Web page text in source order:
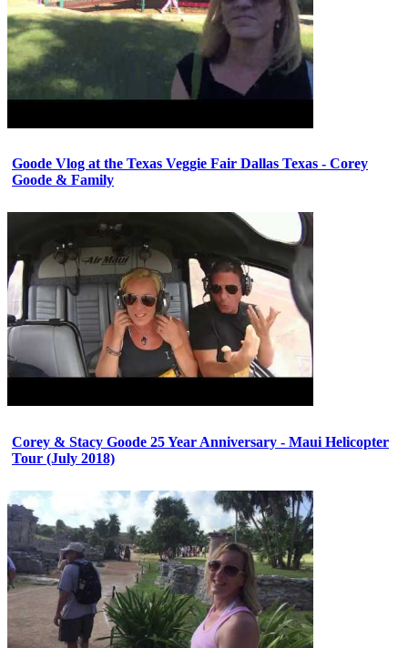
Goode Vlog at the Texas Veggie Fair Dallas Texas - Corey
Goode & Family
Corey & Stacy Goode 25 Year Anniversary - Maui Helicopter
Tour (July 2018)